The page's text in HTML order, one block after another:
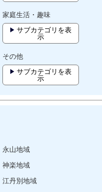
家庭生活・趣味
サブカテゴリを表
示
その他
サブカテゴリを表
示
永山地域
神楽地域
江丹別地域